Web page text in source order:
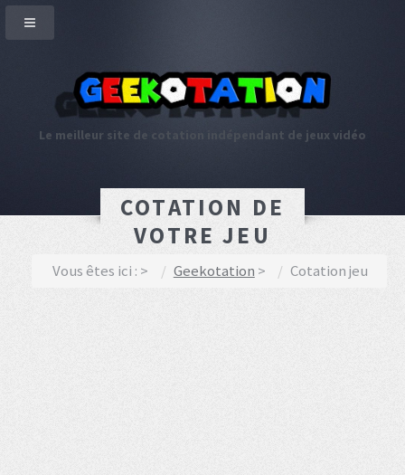
Le meilleur site de cotation indépendant de jeux vidéo
COTATION DE
VOTRE JEU
Vous êtes ici : Geekotation Cotation jeu